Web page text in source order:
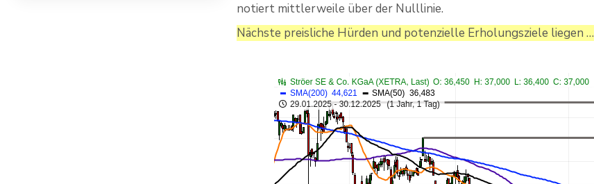
notiert mittlerweile über der Nulllinie.
Nächste preisliche Hürden und potenzielle Erholungsziele liegen …